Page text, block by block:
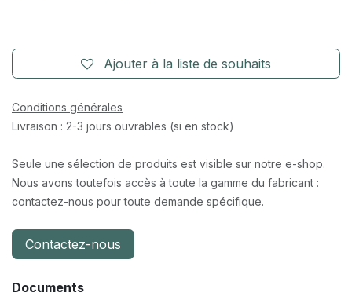
Ajouter à la liste de souhaits
Conditions générales
Livraison : 2-3 jours ouvrables (si en stock)
Seule une sélection de produits est visible sur notre e-shop.
Nous avons toutefois accès à toute la gamme du fabricant :
contactez-nous pour toute demande spécifique.
Contactez-nous
Documents